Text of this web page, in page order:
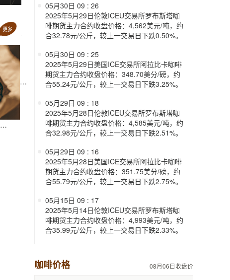
05月30日 09 : 26
2025年5月29日伦敦ICEU交易所罗布斯塔咖
啡期货主力合约收盘价格：4,562美元/吨，约
合32.78元/公斤，较上一交易日下跌0.50%。
05月30日 09 : 25
2025年5月29日美国ICE交易所阿拉比卡咖啡
期货主力合约收盘价格：348.70美分/磅，约
合55.24元/公斤，较上一交易日下跌3.25%。
05月29日 09 : 18
2025年5月28日伦敦ICEU交易所罗布斯塔咖
啡期货主力合约收盘价格：4,585美元/吨，约
合32.98元/公斤，较上一交易日下跌2.51%。
05月29日 09 : 16
2025年5月28日美国ICE交易所阿拉比卡咖啡
期货主力合约收盘价格：351.75美分/磅，约
合55.79元/公斤，较上一交易日下跌2.75%。
05月15日 09 : 17
2025年5月14日伦敦ICEU交易所罗布斯塔咖
啡期货主力合约收盘价格：4,993美元/吨，约
合35.99元/公斤，较上一交易日下跌2.33%。
咖啡价格 08月06日收盘价